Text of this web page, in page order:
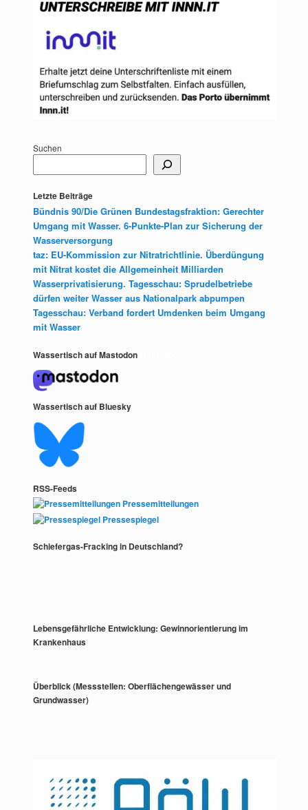
Suchen
Letzte Beiträge
Bündnis 90/Die Grünen Bundestagsfraktion: Gerechter
Umgang mit Wasser. 6-Punkte-Plan zur Sicherung der
Wasserversorgung
taz: EU-Kommission zur Nitratrichtlinie. Überdüngung
mit Nitrat kostet die Allgemeinheit Milliarden
Wasserprivatisierung. Tagesschau: Sprudelbetriebe
dürfen weiter Wasser aus Nationalpark abpumpen
Tagesschau: Verband fordert Umdenken beim Umgang
mit Wasser
Wassertisch auf Mastodon
Wassertisch auf Bluesky
RSS-Feeds
Pressemitteilungen
Pressespiegel
Schiefergas-Fracking in Deutschland?
Lebensgefährliche Entwicklung: Gewinnorientierung im
Krankenhaus
Überblick (Messstellen: Oberflächengewässer und
Grundwasser)